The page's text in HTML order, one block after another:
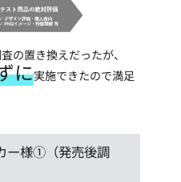
の置き換えだったが、
に実施できたので満足
ー様①（発売後調